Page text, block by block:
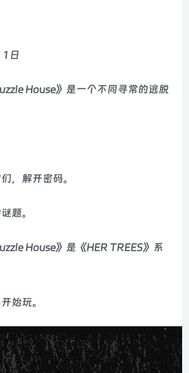
日
House》是一个不同寻常的逃脱
，解开密码。
题。
House》是《HER TREES》系
始玩。